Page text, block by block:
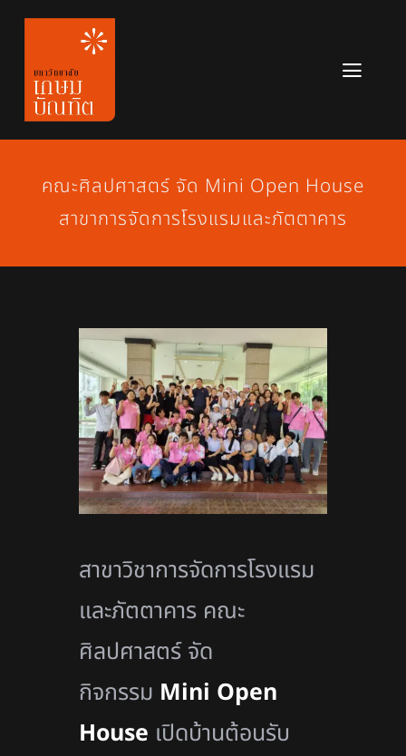
Skip
content
หลักสูตร
ข่าวสาร
เกี่ยวกับมหาวิทยาลัย
สมัครเรียน
คณะศิลปศาสตร์ จัด Mini Open House
สาขาการจัดการโรงแรมและภัตตาคาร
สาขาวิชาการจัดการโรงแรม
และภัตตาคาร คณะ
ศิลปศาสตร์ จัด
กิจกรรม Mini Open
House เปิดบ้านต้อนรับ